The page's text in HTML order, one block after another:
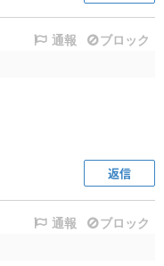
通報 ブロック
返信
通報 ブロック